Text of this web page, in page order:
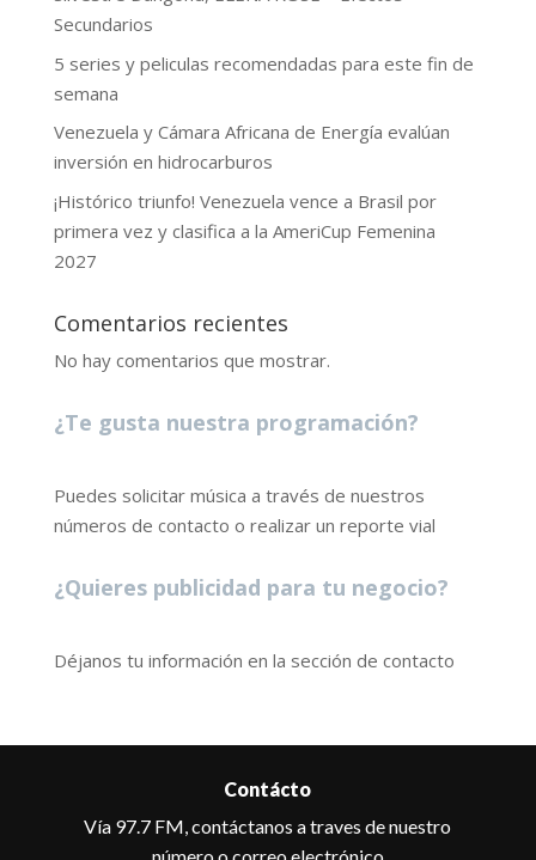
Secundarios
5 series y peliculas recomendadas para este fin de
semana
Venezuela y Cámara Africana de Energía evalúan
inversión en hidrocarburos
¡Histórico triunfo! Venezuela vence a Brasil por
primera vez y clasifica a la AmeriCup Femenina
2027
Comentarios recientes
No hay comentarios que mostrar.
¿Te gusta nuestra programación?
Puedes solicitar música a través de nuestros
números de contacto o realizar un reporte vial
¿Quieres publicidad para tu negocio?
Déjanos tu información en la sección de contacto
Contácto
Vía 97.7 FM, contáctanos a traves de nuestro